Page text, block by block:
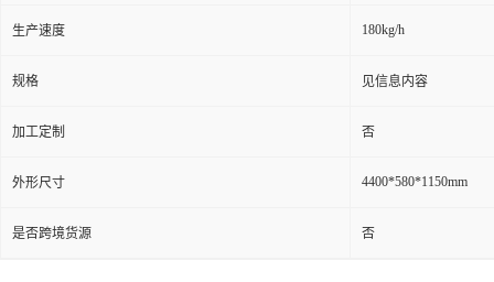
生产速度 180kg/h
规格 见信息内容
加工定制 否
外形尺寸 4400*580*1150mm
是否跨境货源 否